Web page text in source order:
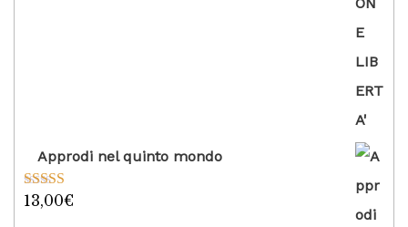
Approdi nel quinto mondo
Valutato
13,00€